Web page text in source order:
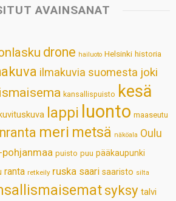
b
k
e
n
e
s
t
l
AVAINSANAT
drone hailuoto Helsinki historia
ilmakuvia suomesta joki
kansallispuisto kesä
lappi luonto maaseutu
meri metsä näköala Oulu
puisto puu pääkaupunki
ranta retkeily ruska saari saaristo silta
syksy talvi